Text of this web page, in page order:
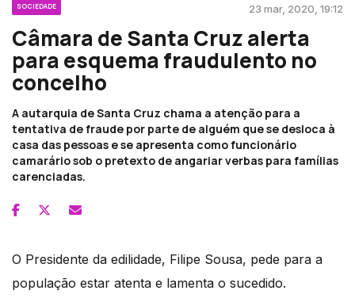
SOCIEDADE 23 mar, 2020, 19:12
Câmara de Santa Cruz alerta
para esquema fraudulento no
concelho
A autarquia de Santa Cruz chama a atenção para a
tentativa de fraude por parte de alguém que se desloca à
casa das pessoas e se apresenta como funcionário
camarário sob o pretexto de angariar verbas para famílias
carenciadas.
O Presidente da edilidade, Filipe Sousa, pede para a
população estar atenta e lamenta o sucedido.